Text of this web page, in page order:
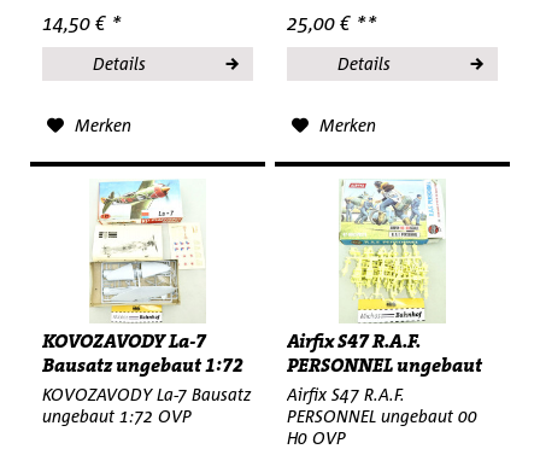
14,50 € *
Details
Merken
25,00 € **
Details
Merken
KOVOZAVODY La-7
Bausatz ungebaut 1:72
OVP LC2 å
KOVOZAVODY La-7 Bausatz
ungebaut 1:72 OVP
Airfix S47 R.A.F.
PERSONNEL ungebaut
00 H0 OVP...
Airfix S47 R.A.F.
PERSONNEL ungebaut 00
H0 OVP